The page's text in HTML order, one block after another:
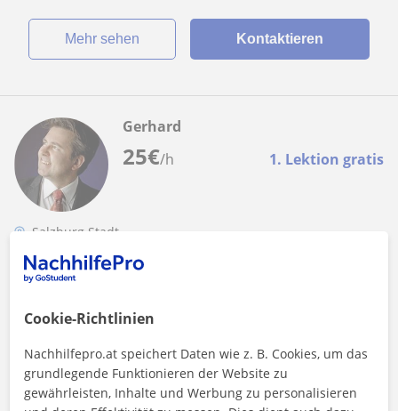
Mehr sehen Kontaktieren
25€/h 1. Lektion gratis
Gerhard
Salzburg Stadt
Englisch
NACHHILFE
Hallo, ich bin ein erfahrener Lehrer, Fachtrainer in der
Jugend- und Erwachsenenbildung, zertifiziert und diplomiert
als Fremdsprachen-Trai...
Cookie-Richtlinien
Nachhilfepro.at speichert Daten wie z. B. Cookies, um das
grundlegende Funktionieren der Website zu
gewährleisten, Inhalte und Werbung zu personalisieren